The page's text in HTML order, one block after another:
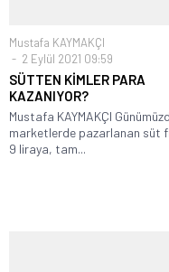
Mustafa KAYMAKÇI
2 Eylül 2021 09:59
SÜTTEN KİMLER PARA
KAZANIYOR?
Mustafa KAYMAKÇI
marketlerde pazarlanan süt
9 liraya, tam...